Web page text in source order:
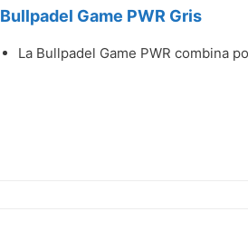
Bullpadel Game PWR Gris
La Bullpadel Game PWR combina